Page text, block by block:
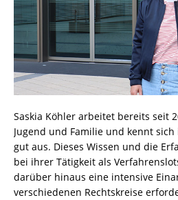
Saskia Köhler arbeitet bereits seit
Jugend und Familie und kennt
gut aus. Dieses Wissen und die
bei ihrer Tätigkeit als
darüber hinaus eine intensive
verschiedenen Rechtskreise